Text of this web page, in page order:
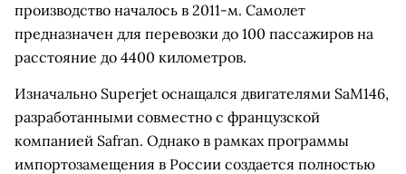
производство началось в 2011-м. Самолет
предназначен для перевозки до 100 пассажиров на
расстояние до 4400 километров.
Изначально Superjet оснащался двигателями SaM146,
разработанными совместно с французской
компанией Safran. Однако в рамках программы
импортозамещения в России создается полностью